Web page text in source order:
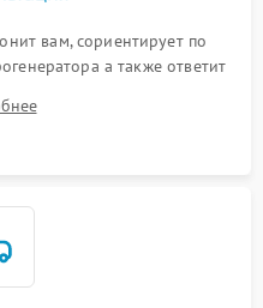
вам, сориентирует по
а также ответит